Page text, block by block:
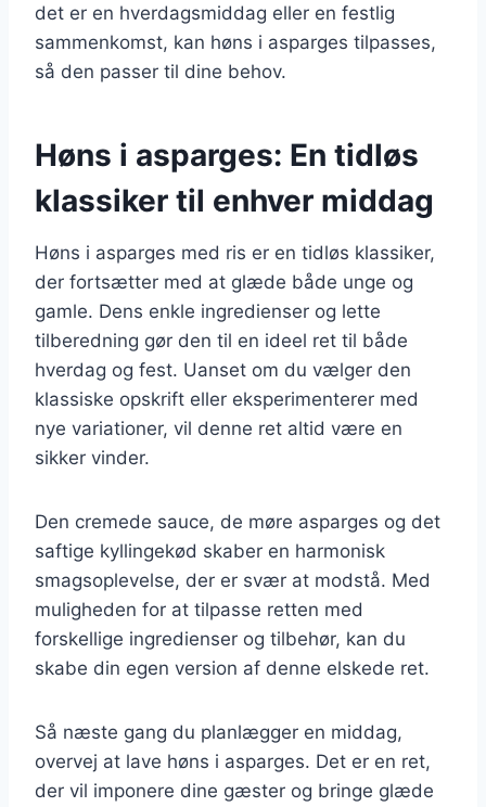
det er en hverdagsmiddag eller en festlig
sammenkomst, kan høns i asparges tilpasses,
så den passer til dine behov.
Høns i asparges: En tidløs
klassiker til enhver middag
Høns i asparges med ris er en tidløs klassiker,
der fortsætter med at glæde både unge og
gamle. Dens enkle ingredienser og lette
tilberedning gør den til en ideel ret til både
hverdag og fest. Uanset om du vælger den
klassiske opskrift eller eksperimenterer med
nye variationer, vil denne ret altid være en
sikker vinder.
Den cremede sauce, de møre asparges og det
saftige kyllingekød skaber en harmonisk
smagsoplevelse, der er svær at modstå. Med
muligheden for at tilpasse retten med
forskellige ingredienser og tilbehør, kan du
skabe din egen version af denne elskede ret.
Så næste gang du planlægger en middag,
overvej at lave høns i asparges. Det er en ret,
der vil imponere dine gæster og bringe glæde